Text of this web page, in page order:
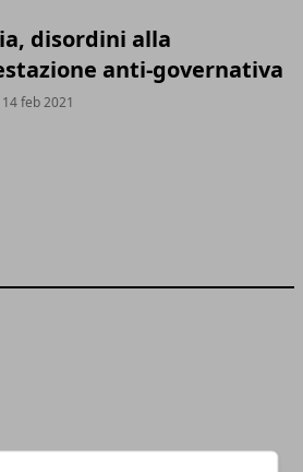
disordini alla
anti-governativa
feb 2021